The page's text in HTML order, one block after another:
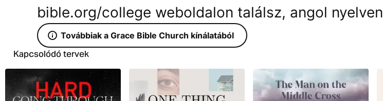
bible.org/college weboldalon találsz, angol
Továbbiak a Grace Bible Church kínálatából
Kapcsolódó tervek